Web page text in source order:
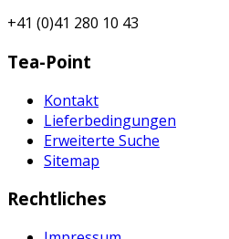
+41 (0)41 280 10 43
Tea-Point
Kontakt
Lieferbedingungen
Erweiterte Suche
Sitemap
Rechtliches